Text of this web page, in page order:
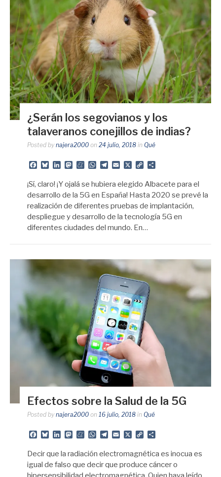
¿Serán los segovianos y los
talaveranos conejillos de indias?
Posted by najera2000 on 24 julio, 2018 in Qué
Facebook
BlueskyLinkedIn
Mastodon
Meneame
WhatsApp
Telegram
Email
X
Copy
¡Sí, claro! ¡Y ojalá se hubiera elegido Albacete para el
desarrollo de la 5G en España! Hasta 2020 se prevé la
realización de diferentes pruebas de implantación,
despliegue y desarrollo de la tecnología 5G en
diferentes ciudades del mundo. En…
Efectos sobre la Salud de la 5G
Posted by najera2000 on 16 julio, 2018 in Qué
Facebook
BlueskyLinkedIn
Mastodon
Meneame
WhatsApp
Telegram
Email
X
Copy
Decir que la radiación electromagnética es inocua es
igual de falso que decir que produce cáncer o